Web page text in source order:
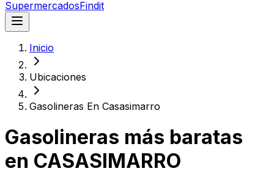
SupermercadosFindit
Inicio
Ubicaciones
Gasolineras En Casasimarro
Gasolineras más baratas
en CASASIMARRO